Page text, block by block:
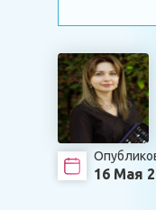
16 Мая